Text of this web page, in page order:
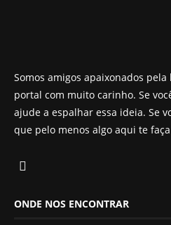
Somos amigos apaixonados
portal com muito carinho. Se
ajude a espalhar essa ideia. Se
que pelo menos algo aqui te
ONDE NOS ENCONTRAR